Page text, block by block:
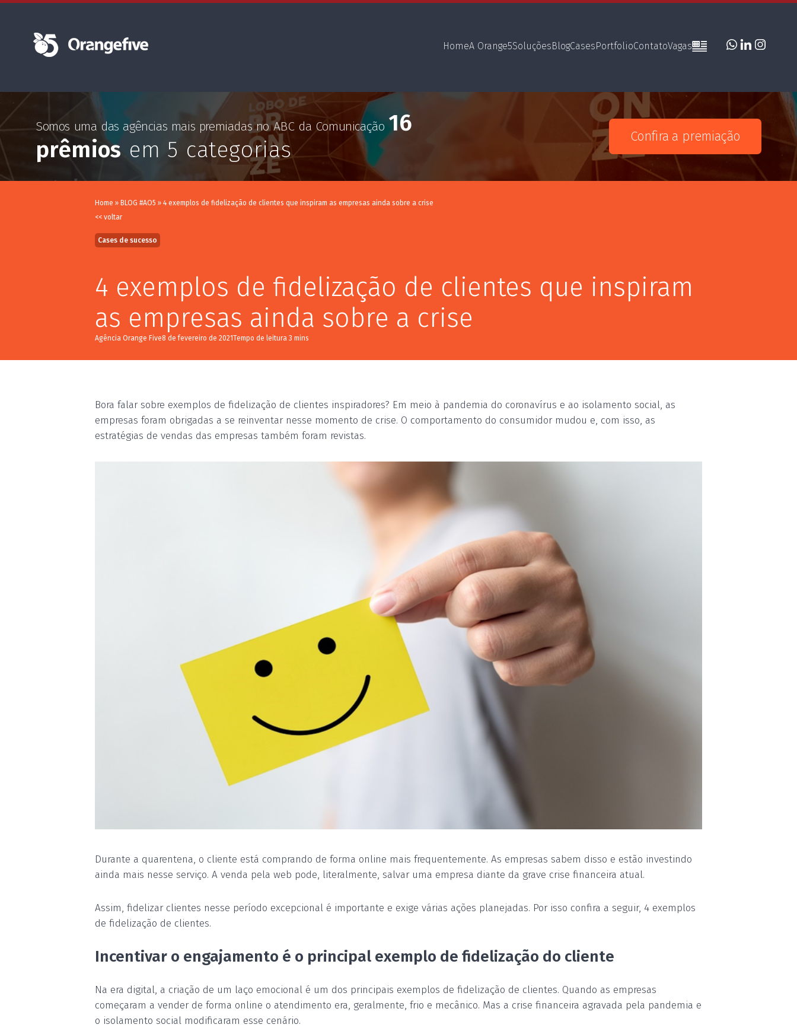
HomeA Orange5SoluçõesBlogCasesPortfolioContatoVagas
Somos uma das agências mais premiadas no ABC da Comunicação16
prêmios em 5 categorias Confira a premiação
Home » BLOG #AO5 » 4 exemplos de fidelização de clientes que inspiram as empresas ainda sobre a crise
<< voltar
Cases de sucesso
4 exemplos de fidelização de clientes que inspiram
as empresas ainda sobre a crise
Agência Orange Five8 de fevereiro de 2021
Bora falar sobre exemplos de fidelização de clientes inspiradores? Em meio à pandemia do coronavírus e ao isolamento social, as
empresas foram obrigadas a se reinventar nesse momento de crise. O comportamento do consumidor mudou e, com isso, as
estratégias de vendas das empresas também foram revistas.
Durante a quarentena, o cliente está comprando de forma online mais frequentemente. As empresas sabem disso e estão investindo
ainda mais nesse serviço. A venda pela web pode, literalmente, salvar uma empresa diante da grave crise financeira atual.
Assim, fidelizar clientes nesse período excepcional é importante e exige várias ações planejadas. Por isso confira a seguir, 4 exemplos
de fidelização de clientes.
Incentivar o engajamento é o principal exemplo de fidelização do cliente
Na era digital, a criação de um laço emocional é um dos principais exemplos de fidelização de clientes. Quando as empresas
começaram a vender de forma online o atendimento era, geralmente, frio e mecânico. Mas a crise financeira agravada pela pandemia e
o isolamento social modificaram esse cenário.